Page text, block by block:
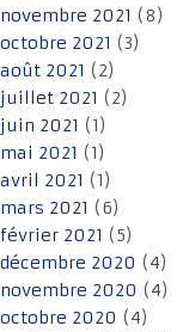
novembre 2021 (8)
octobre 2021 (3)
août 2021 (2)
juillet 2021 (2)
juin 2021 (1)
mai 2021 (1)
avril 2021 (1)
mars 2021 (6)
février 2021 (5)
décembre 2020 (4)
novembre 2020 (4)
octobre 2020 (4)